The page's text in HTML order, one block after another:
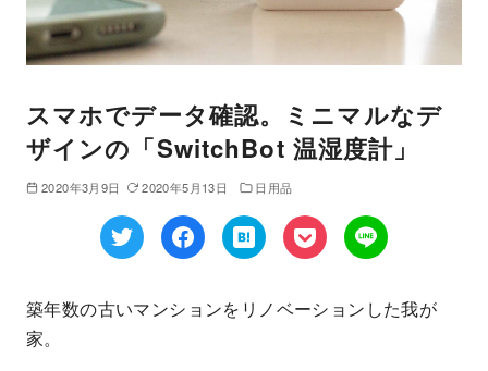
スマホでデータ確認。ミニマルなデ
ザインの「SwitchBot 温湿度計」
2020年3月9日 2020年5月13日 日用品
築年数の古いマンションをリノベーションした我が
家。